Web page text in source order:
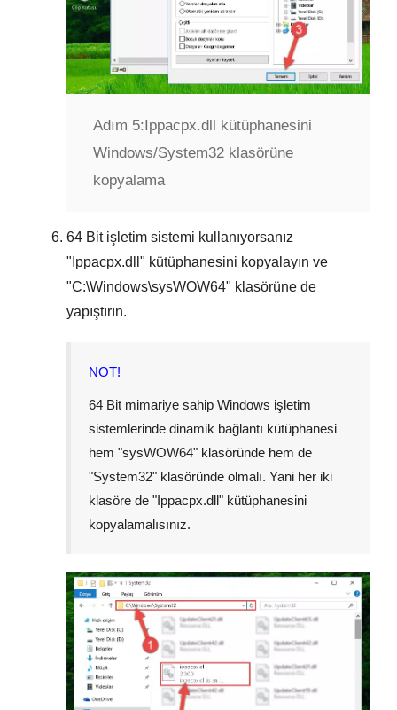
Adım 5: Ippacpx.dll kütüphanesini
Windows/System32 klasörüne
kopyalama
64 Bitişletim sistemi kullanıyorsanız
" Ippacpx.dll " kütüphanesini kopyalayın ve
"C:\Windows\sysWOW64" klasörüne de
yapıştırın.
NOT!
64 Bit mimariye sahip Windows işletim
sistemlerinde dinamik bağlantı kütüphanesi
hem "sysWOW64" klasöründe hem de
"System32" klasöründe olmalı. Yani her iki
klasöre de "Ippacpx.dll" kütüphanesini
kopyalamalısınız.